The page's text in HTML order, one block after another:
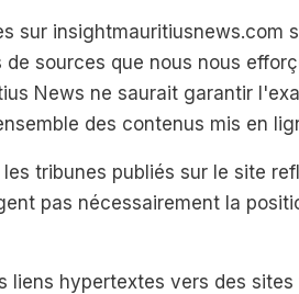
sur insightmauritiusnews.com
sources que nous nous
News ne saurait garantir
des contenus mis en
tribunes publiés sur le site
pas nécessairement la
liens hypertextes vers des